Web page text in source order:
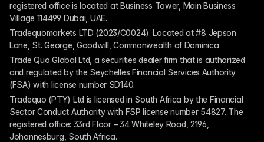
registered office is located at Business Tower, Main Business
Village 114499 Dubai, UAE.
Tradequomarkets LTD (2023/C0024). Located at #8 Jepson
Lane, St. George, Goodwill, Commonwealth of Dominica
Trade Quo Global Ltd, a securities dealer firm that is authorized
and regulated by the Seychelles Financial Services Authority
(FSA) with license number SD140.
Tradequo (PTY) Ltd is licensed in South Africa by the Financial
Sector Conduct Authority with FSP license number 54827. The
registered office: 33rd Floor – 34 Whiteley Road, 2196,
Johannesburg, South Africa.